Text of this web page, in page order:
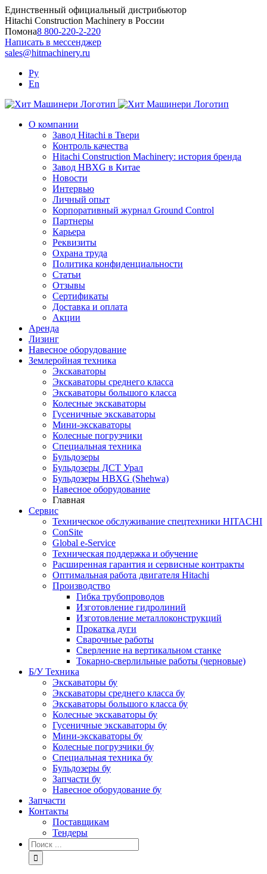
Skip
to
content
Единственный официальный дистрибьютор
Hitachi Construction Machinery в России
Помона8 800-220-2-220
Написать в мессенджер
sales@hitmachinery.ru
Ру
En
О компании
Завод Hitachi в Твери
Контроль качества
Hitachi Construction Machinery: история бренда
Завод HBXG в Китае
Новости
Интервью
Личный опыт
Корпоративный журнал Ground Control
Партнеры
Карьера
Реквизиты
Охрана труда
Политика конфиденциальности
Статьи
Отзывы
Сертификаты
Доставка и оплата
Акции
Аренда
Лизинг
Навесное оборудование
Землеройная техника
Экскаваторы
Экскаваторы среднего класса
Экскаваторы большого класса
Колесные экскаваторы
Гусеничные экскаваторы
Мини-экскаваторы
Колесные погрузчики
Специальная техника
Бульдозеры
Бульдозеры ДСТ Урал
Бульдозеры HBXG (Shehwa)
Навесное оборудование
Главная
Сервис
Техническое обслуживание спецтехники HITACHI
ConSite
Global e-Service
Техническая поддержка и обучение
Расширенная гарантия и сервисные контракты
Оптимальная работа двигателя Hitachi
Производство
Гибка трубопроводов
Изготовление гидролиний
Изготовление металлоконструкций
Прокатка дуги
Сварочные работы
Сверление на вертикальном станке
Токарно-сверлильные работы (черновые)
Б/У Техника
Экскаваторы бу
Экскаваторы среднего класса бу
Экскаваторы большого класса бу
Колесные экскаваторы бу
Гусеничные экскаваторы бу
Мини-экскаваторы бу
Колесные погрузчики бу
Специальная техника бу
Бульдозеры бу
Запчасти бу
Навесное оборудование бу
Запчасти
Контакты
Поставщикам
Тендеры
Результат
поиска: